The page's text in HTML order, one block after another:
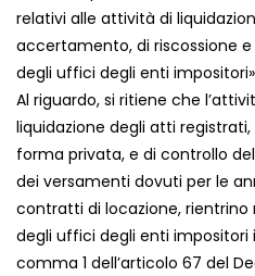
relativi alle attività di
accertamento, di riscossione
degli uffici degli enti
Al riguardo, si ritiene che
liquidazione degli atti
forma privata, e di controllo
dei versamenti dovuti per le
contratti di locazione,
degli uffici degli enti impositori
comma 1 dell’articolo 67 del